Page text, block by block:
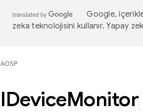
Google,
zeka teknolojisini kullanır. Yapay
AOSP
IDeviceMonitor